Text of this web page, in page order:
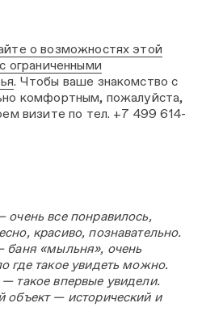
о возможностях этой
ограниченными
. Чтобы ваше знакомство с
комфортным, пожалуйста,
визите по тел. +7 499 614-
все понравилось,
красиво, познавательно.
баня «мыльня», очень
где такое увидеть можно.
такое впервые увидели.
объект — исторический и